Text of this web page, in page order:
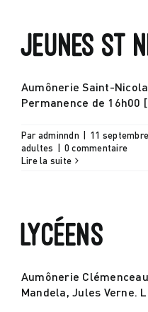
Jeunes St
Aumônerie Saint-
Permanence de 16h00
Paradminndn | 11
adultes | 0 commentaire
Lire la suite
Lycéens
Aumônerie
Mandela, Jules Verne.